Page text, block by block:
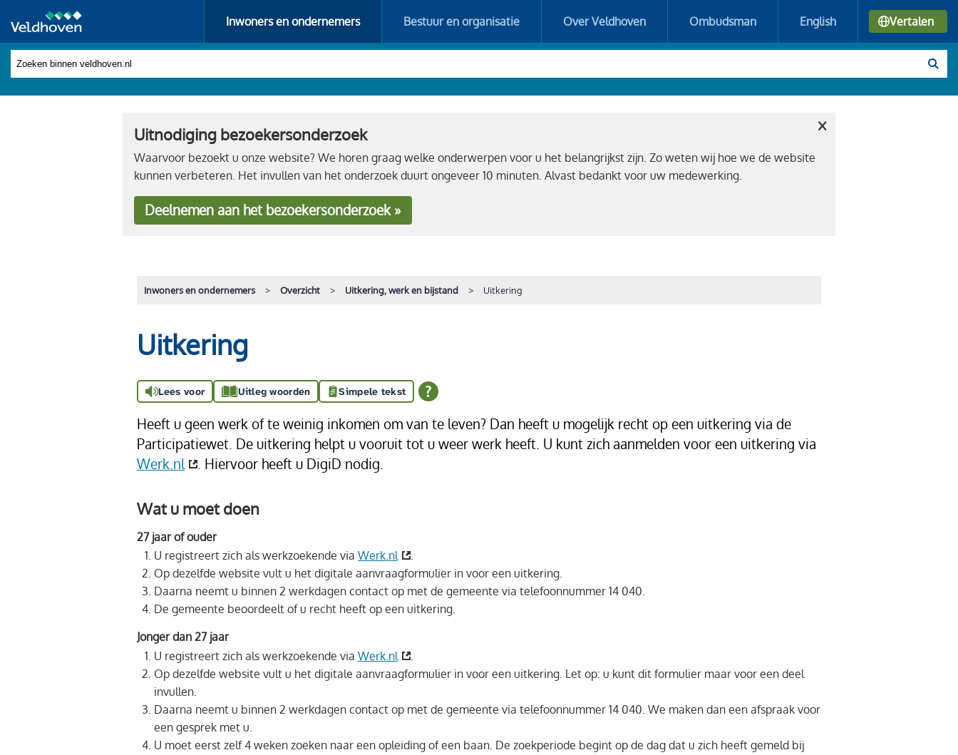
Inwoners en ondernemers Bestuur en organisatie Over Veldhoven Ombudsman English Vertalen
Uitnodiging bezoekersonderzoek
Waarvoor bezoekt u onze website? We horen graag welke onderwerpen voor u het belangrijkst zijn. Zo weten wij hoe we de website
kunnen verbeteren. Het invullen van het onderzoek duurt ongeveer 10 minuten. Alvast bedankt voor uw medewerking.
Deelnemen aan het bezoekersonderzoek »
×
Inwoners en ondernemers Overzicht Uitkering, werk en bijstand Uitkering
Uitkering
Lees voor Uitleg woorden Simpele tekst
Heeft u geen werk of te weinig inkomen om van te leven? Dan heeft u mogelijk recht op een uitkering via de
Participatiewet. De uitkering helpt u vooruit tot u weer werk heeft. U kunt zich aanmelden voor een uitkering via
Werk.nl
. Hiervoor heeft u DigiD nodig.
Wat u moet doen
27 jaar of ouder
U registreert zich als werkzoekende via Werk.nl
.
Op dezelfde website vult u het digitale aanvraagformulier in voor een uitkering.
Daarna neemt u binnen 2 werkdagen contact op met de gemeente via telefoonnummer 14 040.
De gemeente beoordeelt of u recht heeft op een uitkering.
Jonger dan 27 jaar
U registreert zich als werkzoekende via Werk.nl
.
Op dezelfde website vult u het digitale aanvraagformulier in voor een uitkering. Let op: u kunt dit formulier maar voor een deel
invullen.
Daarna neemt u binnen 2 werkdagen contact op met de gemeente via telefoonnummer 14 040. We maken dan een afspraak voor
een gesprek met u.
U moet eerst zelf 4 weken zoeken naar een opleiding of een baan. De zoekperiode begint op de dag dat u zich heeft gemeld bij